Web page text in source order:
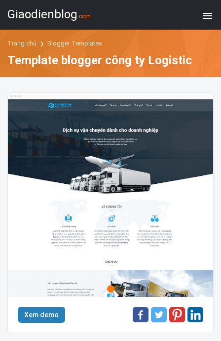
Giaodienblog .com
Trang chủ Blogger Templates
Template blogger công ty Logistic
Xem demo